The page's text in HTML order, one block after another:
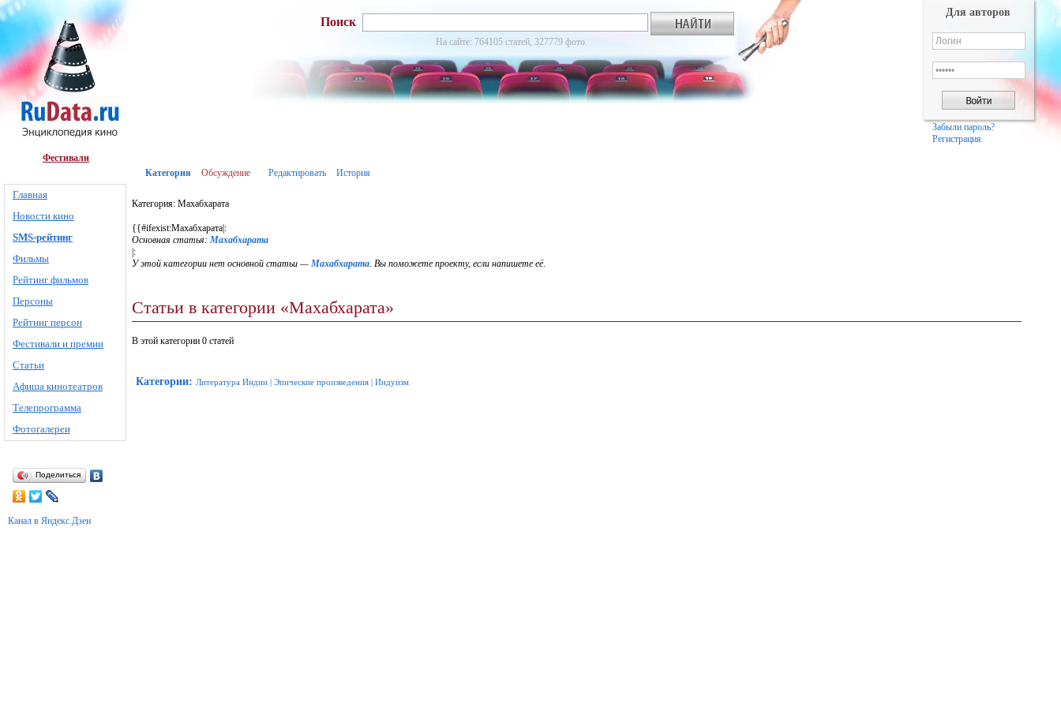
Фестивали
Главная
Новости кино
SMS-рейтинг
Фильмы
Рейтинг фильмов
Персоны
Рейтинг персон
Фестивали и премии
Статьи
Афиша кинотеатров
Телепрограмма
Фотогалереи
Поделиться
Канал в Яндекс.Дзен
Поиск
На сайте: 764105 статей, 327779 фото.
Для авторов
Забыли пароль?
Регистрация
Категория Обсуждение Редактировать История
Категория: Махабхарата
{{#ifexist:Махабхарата|:
Основная статья: Махабхарата
|:
У этой категории нет основной статьи — Махабхарата. Вы поможете проекту, если напишете её.
Статьи в категории «Махабхарата»
В этой категории 0 статей
Категории: Литература Индии | Эпические произведения | Индуизм